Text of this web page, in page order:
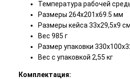
Температура рабочей
Размеры 264х201х69.5 мм
Размеры кейса 33х29,5х9 см
Вес 985 г
Размер упаковки
Вес с упаковкой 2,55 кг
Комплектация: